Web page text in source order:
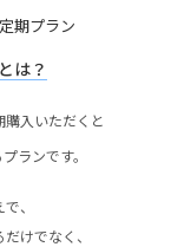
期プラン
は？
入いただくと
ランです。
、
けでなく、